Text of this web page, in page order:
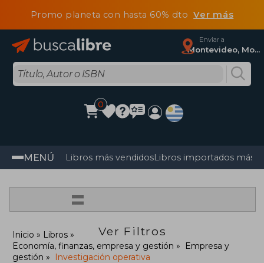
Promo planeta con hasta 60% dtoVer más
Enviar a
Montevideo, Montevideo
0
MENÚ Libros más vendidosLibros importados más
=
Ver Filtros
Inicio
Libros
Economía, finanzas, empresa y gestión
Empresa y
gestión
Investigación operativa